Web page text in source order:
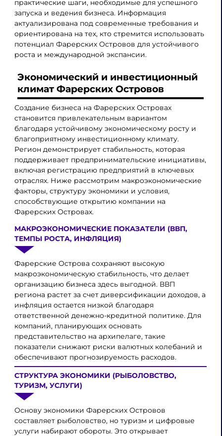
практические шаги, необходимые для успешного
запуска и ведения бизнеса. Информация
актуализирована под современные требования и
ориентирована на тех, кто стремится использовать
потенциал Фарерских Островов для устойчивого
роста и международной экспансии.
Экономический и инвестиционный
климат Фарерских Островов
Создание бизнеса на Фарерских Островах
становится привлекательным вариантом
благодаря устойчивому экономическому росту и
благоприятному инвестиционному климату.
Регион демонстрирует стабильность, которая
поддерживает предпринимательские инициативы,
включая регистрацию предприятий в ключевых
отраслях. Ниже рассмотрим макроэкономические
факторы, структуру экономики и условия,
способствующие открытию компании на
Фарерских Островах.
МАКРОЭКОНОМИЧЕСКИЕ ПОКАЗАТЕЛИ (ВВП,
ТЕМПЫ РОСТА, ИНФЛЯЦИЯ)
Фарерские Острова сохраняют высокую
макроэкономическую стабильность, что делает
организацию бизнеса здесь выгодной. ВВП
региона растет за счет диверсификации доходов, а
инфляция остается низкой благодаря
ответственной денежно-кредитной политике. Для
компаний, планирующих основать
представительство на архипелаге, такие
показатели снижают риски валютных колебаний и
обеспечивают прогнозируемость расходов.
СТРУКТУРА ЭКОНОМИКИ (РЫБОЛОВСТВО,
ТУРИЗМ, УСЛУГИ)
Основу экономики Фарерских Островов
составляет рыболовство, но туризм и цифровые
услуги набирают обороты. Это открывает